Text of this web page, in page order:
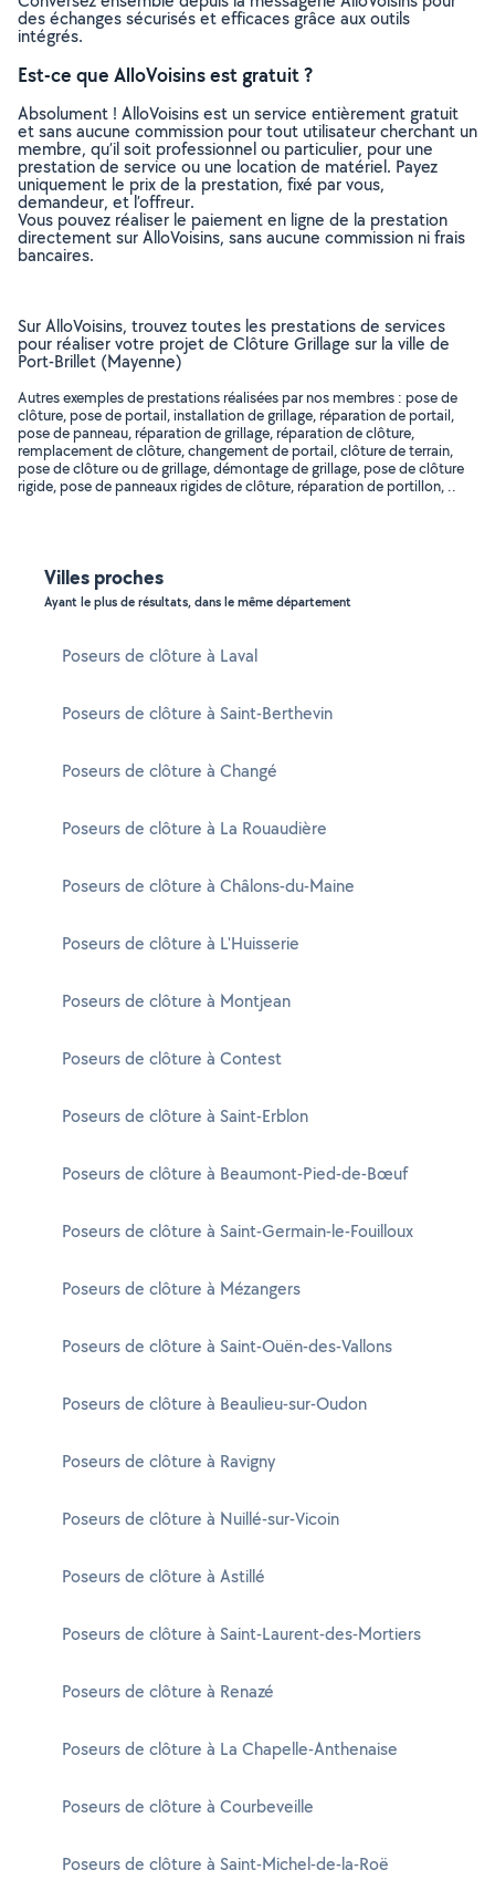
des échanges sécurisés et efficaces grâce aux outils
intégrés.
Est-ce que AlloVoisins est gratuit ?
Absolument ! AlloVoisins est un service entièrement gratuit
et sans aucune commission pour tout utilisateur cherchant un
membre, qu’il soit professionnel ou particulier, pour une
prestation de service ou une location de matériel. Payez
uniquement le prix de la prestation, fixé par vous,
demandeur, et l’offreur.
Vous pouvez réaliser le paiement en ligne de la prestation
directement sur AlloVoisins, sans aucune commission ni frais
bancaires.
Sur AlloVoisins, trouvez toutes les prestations de services
pour réaliser votre projet de Clôture Grillage sur la ville de
Port-Brillet (Mayenne)
Autres exemples de prestations réalisées par nos membres : pose de
clôture, pose de portail, installation de grillage, réparation de portail,
pose de panneau, réparation de grillage, réparation de clôture,
remplacement de clôture, changement de portail, clôture de terrain,
pose de clôture ou de grillage, démontage de grillage, pose de clôture
rigide, pose de panneaux rigides de clôture, réparation de portillon, ..
Villes proches
Ayant le plus de résultats, dans le même département
Poseurs de clôture à Laval
Poseurs de clôture à Saint-Berthevin
Poseurs de clôture à Changé
Poseurs de clôture à La Rouaudière
Poseurs de clôture à Châlons-du-Maine
Poseurs de clôture à L'Huisserie
Poseurs de clôture à Montjean
Poseurs de clôture à Contest
Poseurs de clôture à Saint-Erblon
Poseurs de clôture à Beaumont-Pied-de-Bœuf
Poseurs de clôture à Saint-Germain-le-Fouilloux
Poseurs de clôture à Mézangers
Poseurs de clôture à Saint-Ouën-des-Vallons
Poseurs de clôture à Beaulieu-sur-Oudon
Poseurs de clôture à Ravigny
Poseurs de clôture à Nuillé-sur-Vicoin
Poseurs de clôture à Astillé
Poseurs de clôture à Saint-Laurent-des-Mortiers
Poseurs de clôture à Renazé
Poseurs de clôture à La Chapelle-Anthenaise
Poseurs de clôture à Courbeveille
Poseurs de clôture à Saint-Michel-de-la-Roë